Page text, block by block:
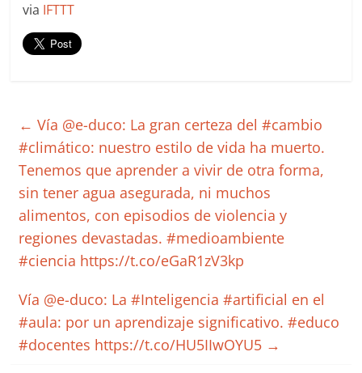
via IFTTT
← Vía @e-duco: La gran certeza del #cambio
#climático: nuestro estilo de vida ha muerto.
Tenemos que aprender a vivir de otra forma,
sin tener agua asegurada, ni muchos
alimentos, con episodios de violencia y
regiones devastadas. #medioambiente
#ciencia https://t.co/eGaR1zV3kp
Vía @e-duco: La #Inteligencia #artificial en el
#aula: por un aprendizaje significativo. #educo
#docentes https://t.co/HU5IIwOYU5 →